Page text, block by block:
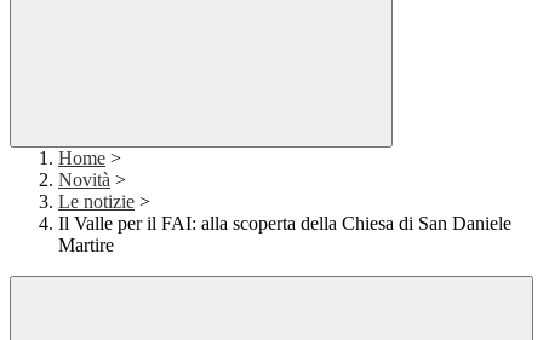
Home >
Novità >
Le notizie >
Il Valle per il FAI: alla scoperta della Chiesa di San Daniele
Martire